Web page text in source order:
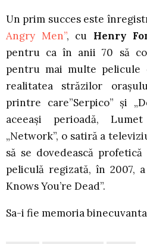
Un prim succes este
Angry Men”, cu Henry
pentru ca în anii 70 să
pentru mai multe pelicule
realitatea străzilor
printre care”Serpico” şi
aceeaşi perioadă,
„Network”, o satiră a
să se dovedească
peliculă regizată, în 2007,
Knows You’re Dead”.
Sa-i fie memoria